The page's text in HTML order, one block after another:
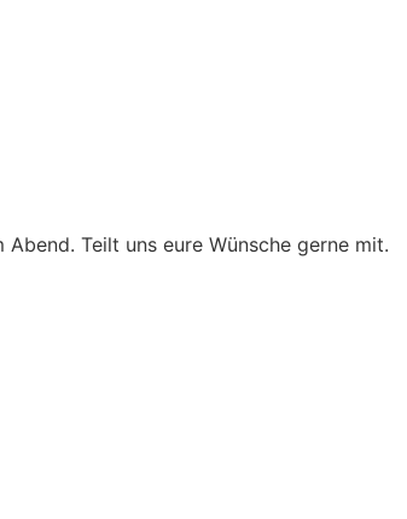
Teilt uns eure Wünsche gerne mit.